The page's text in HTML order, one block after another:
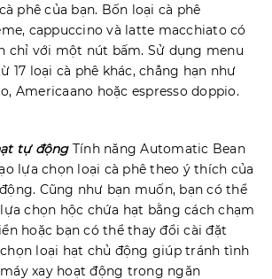
phê của bạn. Bốn loại cà phê
cappuccino và latte macchiato có
chỉ với một nút bấm. Sử dụng menu
17 loại cà phê khác, chẳng hạn như
Americaano hoặc espresso doppio.
tự độngTính năng Automatic Bean
lựa chọn loại cà phê theo ý thích của
Cũng như bạn muốn, bạn có thể
chọn hộc chứa hạt bằng cách chạm
hoặc bạn có thể thay đổi cài đặt
loại hạt chủ động giúp tránh tình
xay hoạt động trong ngăn